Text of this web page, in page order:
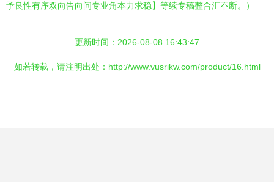
予良性有序双向告向问专业角本力求稳】等续专稿整合汇不断。）
更新时间：2026-08-08 16:43:47
如若转载，请注明出处：http://www.vusrikw.com/product/16.html